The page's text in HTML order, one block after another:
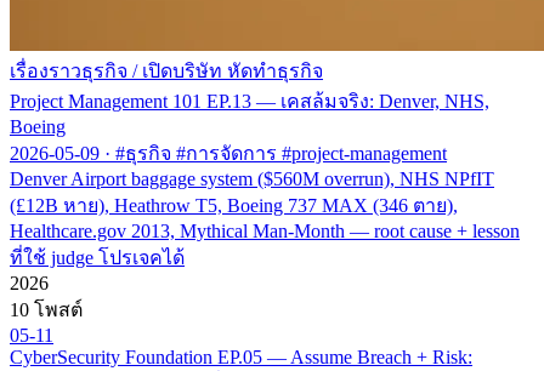
เรื่องราวธุรกิจ / เปิดบริษัท หัดทำธุรกิจ
Project Management 101 EP.13 — เคสล้มจริง: Denver, NHS,
Boeing
2026-05-09 · #ธุรกิจ #การจัดการ #project-management
Denver Airport baggage system ($560M overrun), NHS NPfIT
(£12B หาย), Heathrow T5, Boeing 737 MAX (346 ตาย),
Healthcare.gov 2013, Mythical Man-Month — root cause + lesson
ที่ใช้ judge โปรเจคได้
2026
10 โพสต์
05-11
CyberSecurity Foundation EP.05 — Assume Breach + Risk: